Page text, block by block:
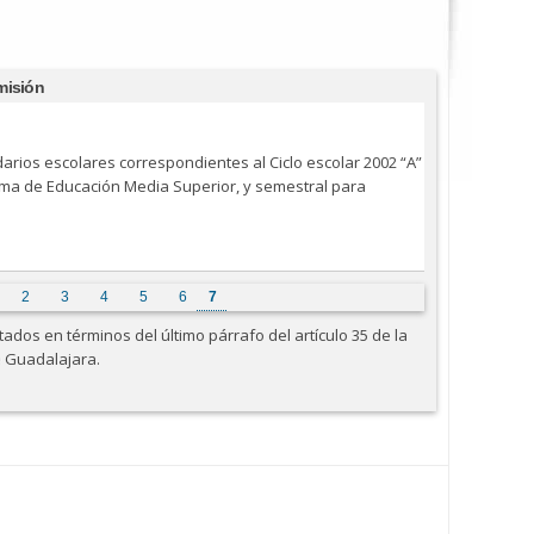
escolares correspondientes al Ciclo escolar 2002 “A”
de Educación Media Superior, y semestral para
2 3 4 5 6 7
en términos del último párrafo del artículo 35 de la
Guadalajara.